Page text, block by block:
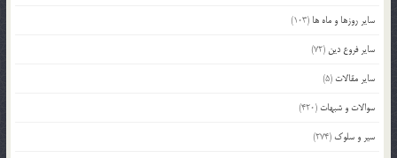
سایر روزها و ماه ها (103)
سایر فروع دین (72)
سایر مقالات (5)
سوالات و شبهات (420)
سیر و سلوک (274)